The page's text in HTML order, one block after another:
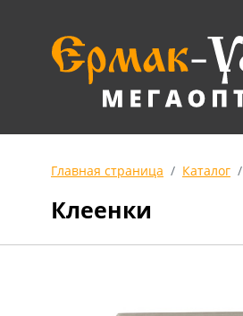
Главная страница Каталог
Клеенки